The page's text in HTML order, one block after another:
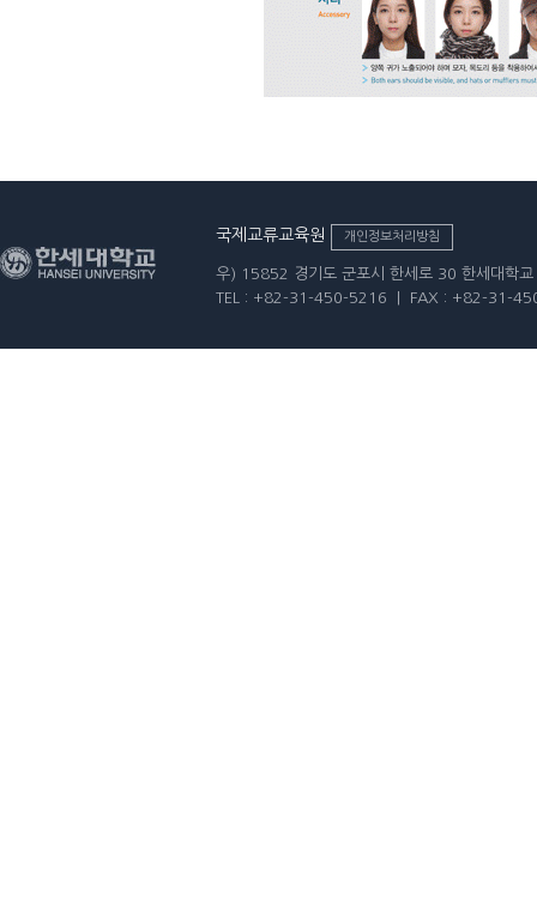
국제교류교육원 개인정보처리방침
우) 15852 경기도 군포시 한세로 30 한세대학
TEL : +82-31-450-5216 | FAX : +82-31-